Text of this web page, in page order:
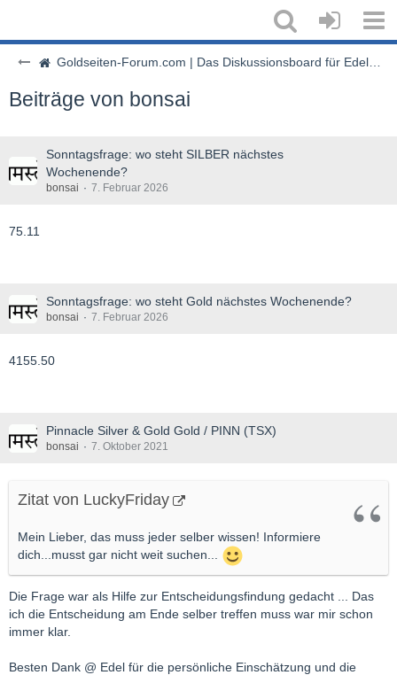
Goldseiten-Forum.com | Das Diskussionsboard für Edelmetalle & Rohstoffe
Beiträge von bonsai
Sonntagsfrage: wo steht SILBER nächstes
Wochenende?
bonsai 7. Februar 2026
75.11
Sonntagsfrage: wo steht Gold nächstes Wochenende?
bonsai 7. Februar 2026
4155.50
Pinnacle Silver & Gold Gold / PINN (TSX)
bonsai 7. Oktober 2021
Zitat von LuckyFriday
Mein Lieber, das muss jeder selber wissen! Informiere
dich...musst gar nicht weit suchen...
Die Frage war als Hilfe zur Entscheidungsfindung gedacht ... Das
ich die Entscheidung am Ende selber treffen muss war mir schon
immer klar.
Besten Dank @ Edel für die persönliche Einschätzung und die